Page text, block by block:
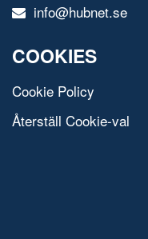
info@hubnet.se
COOKIES
Cookie Policy
Återställ Cookie-val